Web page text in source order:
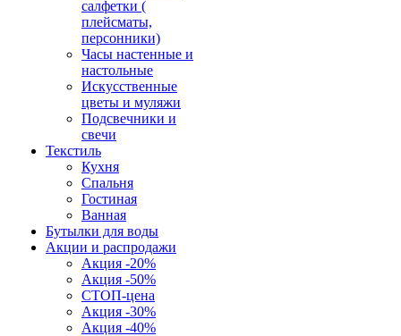
салфетки (
плейсматы,
персонники)
Часы настенные и
настольные
Искусственные
цветы и муляжи
Подсвечники и
свечи
Текстиль
Кухня
Спальня
Гостиная
Ванная
Бутылки для воды
Акции и распродажи
Акция -20%
Акция -50%
СТОП-цена
Акция -30%
Акция -40%